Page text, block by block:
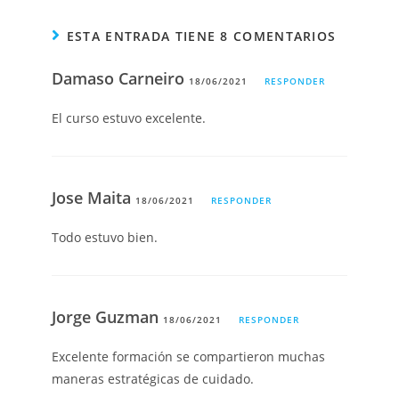
ESTA ENTRADA TIENE 8 COMENTARIOS
Damaso Carneiro 18/06/2021 RESPONDER
El curso estuvo excelente.
Jose Maita 18/06/2021 RESPONDER
Todo estuvo bien.
Jorge Guzman 18/06/2021 RESPONDER
Excelente formación se compartieron muchas
maneras estratégicas de cuidado.